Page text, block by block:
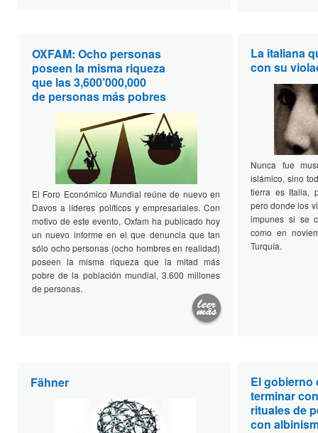
OXFAM: Ocho personas
poseen la misma riqueza
que las 3,600’000,000
de personas más pobres
El Foro Económico Mundial reúne de nuevo en
Davos a líderes políticos y empresariales. Con
motivo de este evento, Oxfam ha publicado hoy
un nuevo informe en el que denuncia que tan
sólo ocho personas (ocho hombres en realidad)
poseen la misma riqueza que la mitad más
pobre de la población mundial, 3.600 millones
de personas.
La italiana
con su
Nunca fue
islámico, sino
tierra es Italia,
pero donde los
impunes si se
como en
Turquía.
Fähner
El gobierno
terminar
rituales de
con